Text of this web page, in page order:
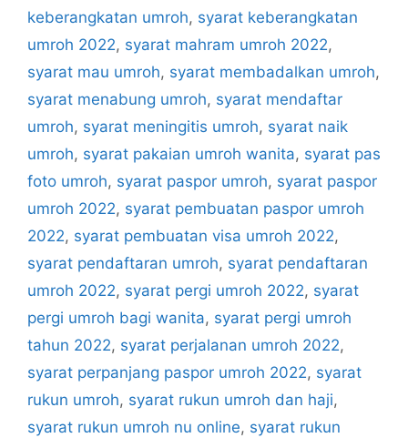
keberangkatan umroh, syarat keberangkatan
umroh 2022, syarat mahram umroh 2022,
syarat mau umroh, syarat membadalkan umroh,
syarat menabung umroh, syarat mendaftar
umroh, syarat meningitis umroh, syarat naik
umroh, syarat pakaian umroh wanita, syarat pas
foto umroh, syarat paspor umroh, syarat paspor
umroh 2022, syarat pembuatan paspor umroh
2022, syarat pembuatan visa umroh 2022,
syarat pendaftaran umroh, syarat pendaftaran
umroh 2022, syarat pergi umroh 2022, syarat
pergi umroh bagi wanita, syarat pergi umroh
tahun 2022, syarat perjalanan umroh 2022,
syarat perpanjang paspor umroh 2022, syarat
rukun umroh, syarat rukun umroh dan haji,
syarat rukun umroh nu online, syarat rukun